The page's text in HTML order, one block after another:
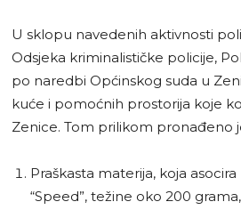
U sklopu navedenih aktivnosti
Odsjeka kriminalističke policije,
po naredbi Općinskog suda u
kuće i pomoćnih prostorija koje
Zenice. Tom prilikom pronađeno
Praškasta materija, koja
“Speed”, težine oko 200 grama,